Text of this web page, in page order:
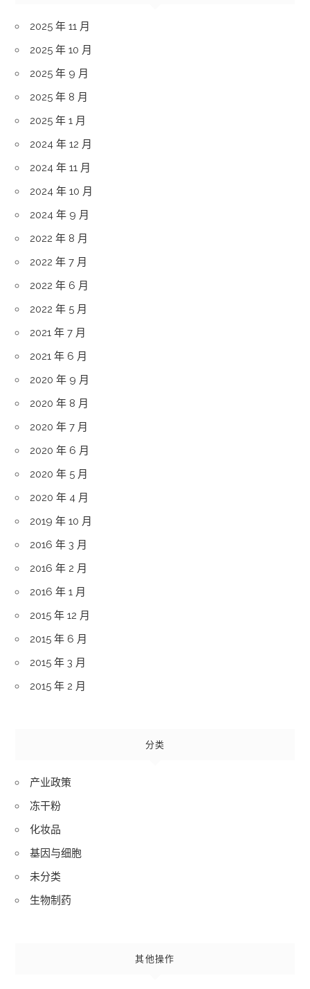
2025 年 11 月
2025 年 10 月
2025 年 9 月
2025 年 8 月
2025 年 1 月
2024 年 12 月
2024 年 11 月
2024 年 10 月
2024 年 9 月
2022 年 8 月
2022 年 7 月
2022 年 6 月
2022 年 5 月
2021 年 7 月
2021 年 6 月
2020 年 9 月
2020 年 8 月
2020 年 7 月
2020 年 6 月
2020 年 5 月
2020 年 4 月
2019 年 10 月
2016 年 3 月
2016 年 2 月
2016 年 1 月
2015 年 12 月
2015 年 6 月
2015 年 3 月
2015 年 2 月
分类
产业政策
冻干粉
化妆品
基因与细胞
未分类
生物制药
其他操作